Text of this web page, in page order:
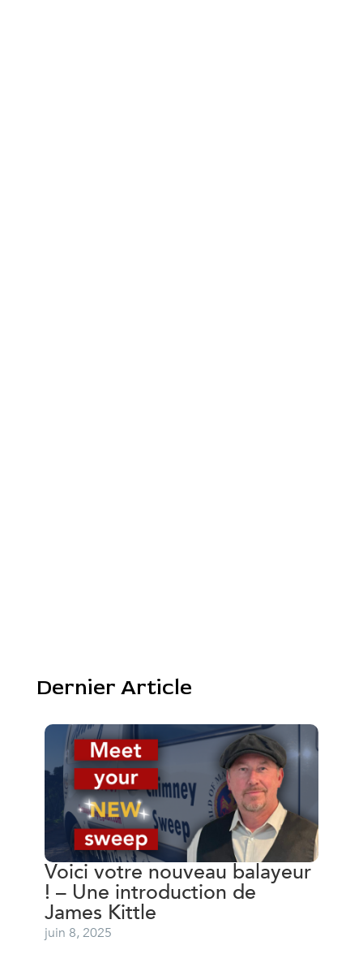
Dernier Article
Voici votre nouveau balayeur
! – Une introduction de
James Kittle
juin 8, 2025